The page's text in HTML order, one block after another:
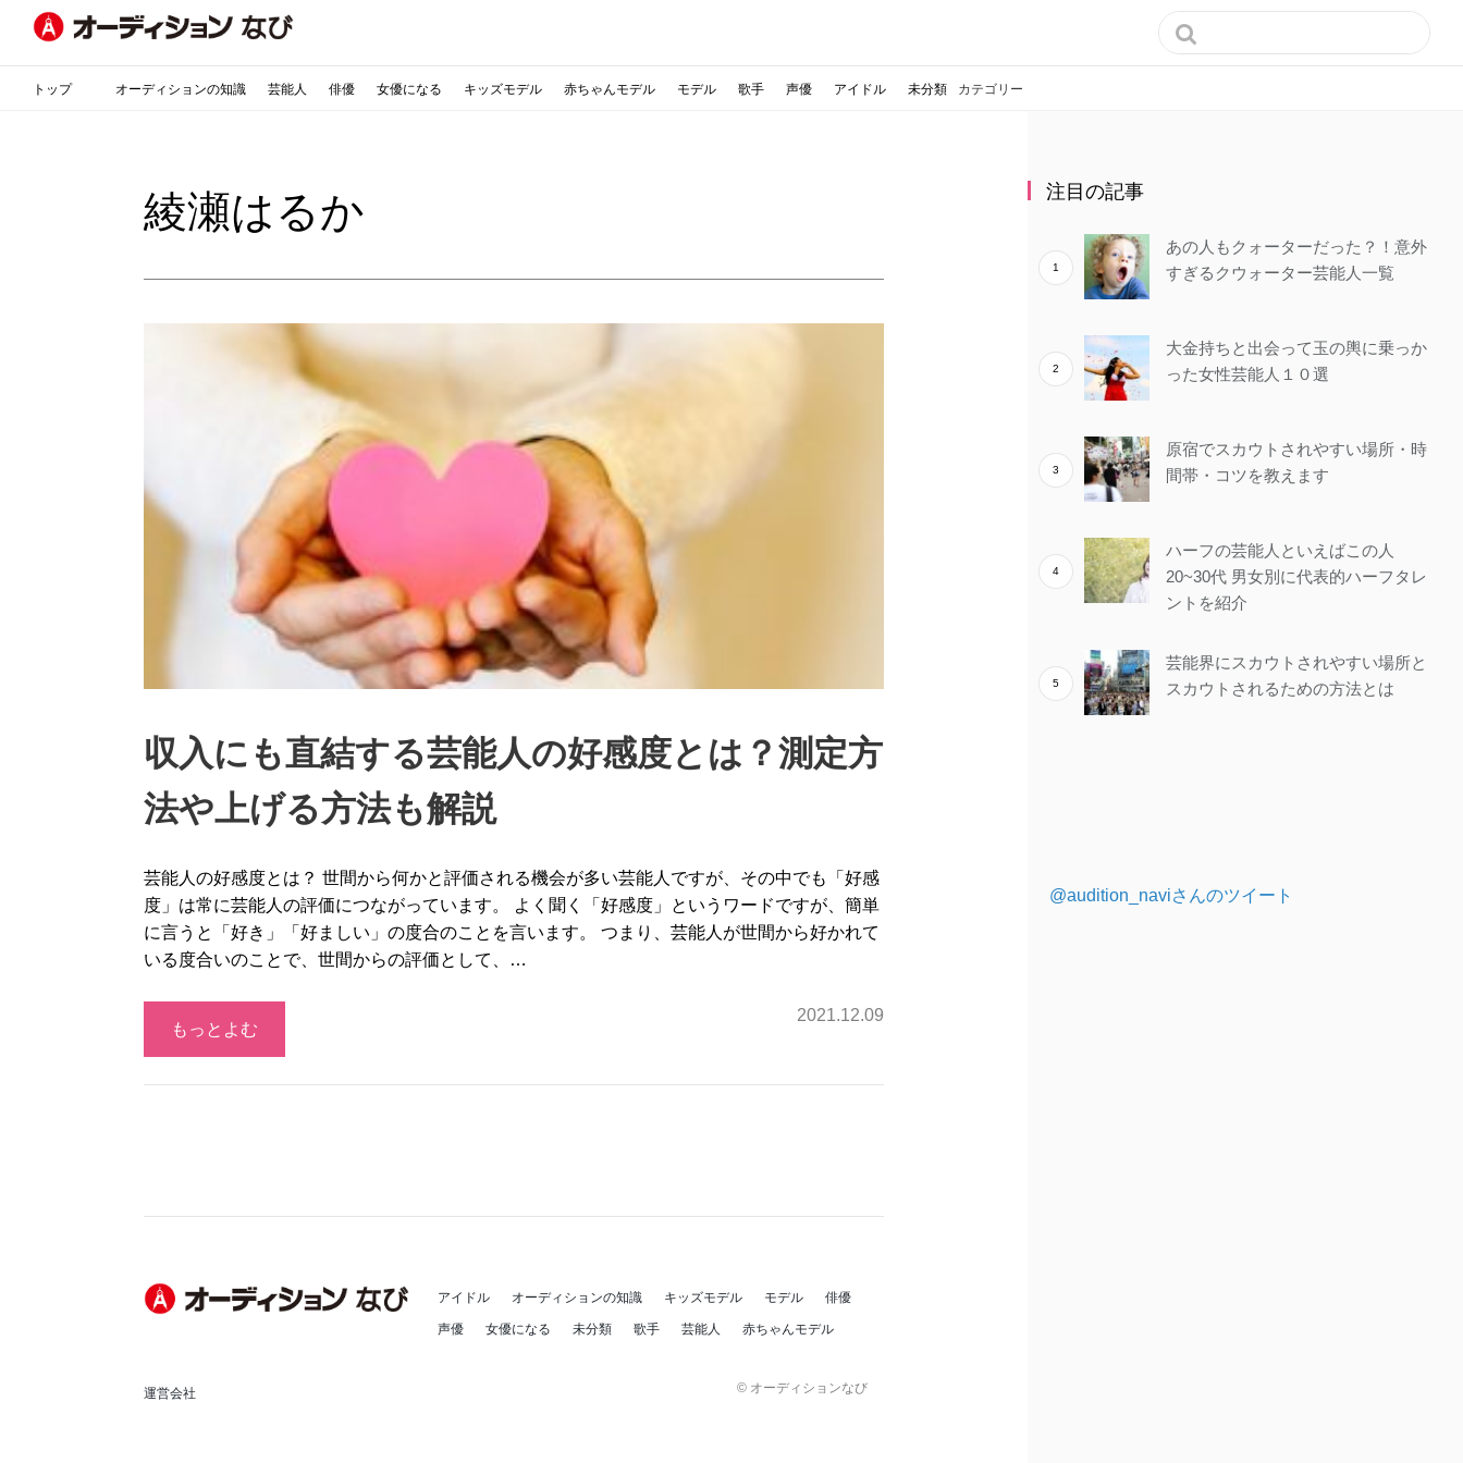

トップ カテゴリー
オーディションの知識 芸能人 俳優 女優になる キッズモデル 赤ちゃんモデル モデル 歌手 声優 アイドル 未分類
綾瀬はるか
収入にも直結する芸能人の好感度とは？測定方
法や上げる方法も解説
芸能人の好感度とは？ 世間から何かと評価される機会が多い芸能人ですが、その中でも「好感
度」は常に芸能人の評価につながっています。 よく聞く「好感度」というワードですが、簡単
に言うと「好き」「好ましい」の度合のことを言います。 つまり、芸能人が世間から好かれて
いる度合いのことで、世間からの評価として、…
もっとよむ
2021.12.09
注目の記事
あの人もクォーターだった？！意外
すぎるクウォーター芸能人一覧
大金持ちと出会って玉の輿に乗っか
った女性芸能人１０選
原宿でスカウトされやすい場所・時
間帯・コツを教えます
ハーフの芸能人といえばこの人
20~30代 男女別に代表的ハーフタレ
ントを紹介
芸能界にスカウトされやすい場所と
スカウトされるための方法とは
@audition_naviさんのツイート
アイドル オーディションの知識 キッズモデル モデル 俳優
声優 女優になる 未分類 歌手 芸能人 赤ちゃんモデル
運営会社 © オーディションなび